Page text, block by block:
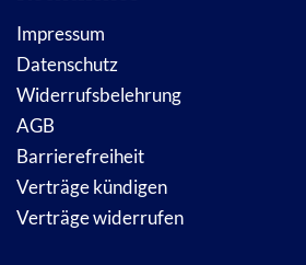
Impressum
Datenschutz
Widerrufsbelehrung
AGB
Barrierefreiheit
Verträge kündigen
Verträge widerrufen